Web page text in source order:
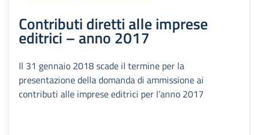
Contributi diretti alle imprese
editrici – anno 2017
Il 31 gennaio 2018 scade il termine per la
presentazione della domanda di ammissione ai
contributi alle imprese editrici per l’anno 2017